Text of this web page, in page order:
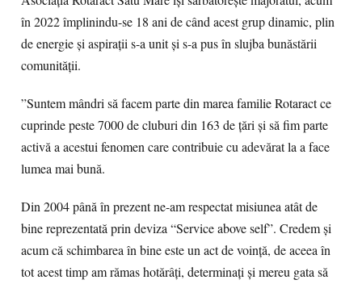
în 2022 împlinindu-se 18 ani de când acest grup dinamic, plin
de energie și aspirații s-a unit și s-a pus în slujba bunăstării
comunității.
”Suntem mândri să facem parte din marea familie Rotaract ce
cuprinde peste 7000 de cluburi din 163 de țări și să fim parte
activă a acestui fenomen care contribuie cu adevărat la a face
lumea mai bună.
Din 2004 până în prezent ne-am respectat misiunea atât de
bine reprezentată prin deviza “Service above self”. Credem și
acum că schimbarea în bine este un act de voință, de aceea în
tot acest timp am rămas hotărâți, determinați și mereu gata să